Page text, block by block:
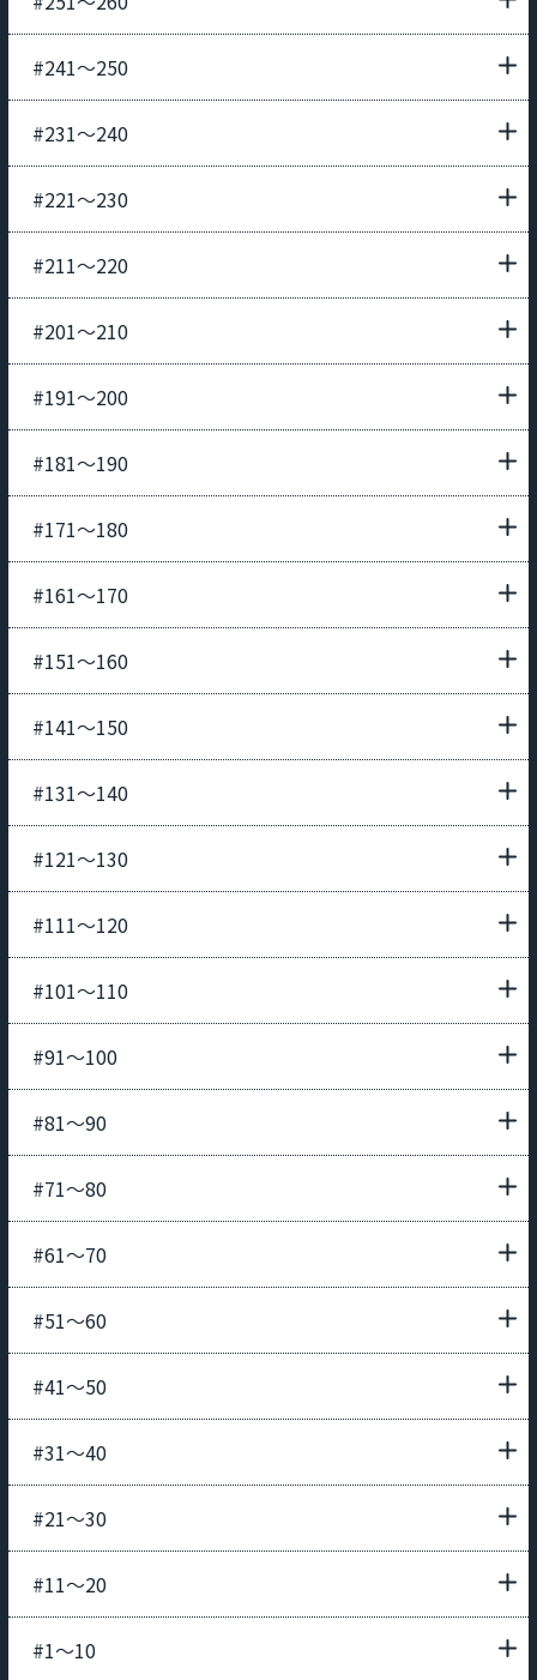
#241〜250
#231〜240
#221〜230
#211〜220
#201〜210
#191〜200
#181〜190
#171〜180
#161〜170
#151〜160
#141〜150
#131〜140
#121〜130
#111〜120
#101〜110
#91〜100
#81〜90
#71〜80
#61〜70
#51〜60
#41〜50
#31〜40
#21〜30
#11〜20
#1〜10